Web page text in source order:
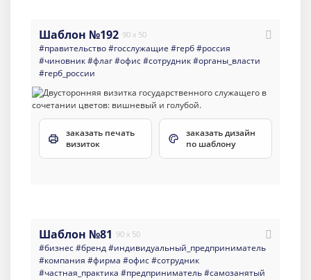
Шаблон №192 90 x 50
#правительство#госслужащие #герб#россия
#чиновник#флаг#офис#сотрудник#органы_власти
#герб_россии
заказать печать
визиток
заказать дизайн
по шаблону
Шаблон №81 90 x 50
#бизнес#бренд#индивидуальный_предприниматель
#компания #фирма #офис#сотрудник
#частная_практика #предприниматель#самозанятый